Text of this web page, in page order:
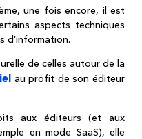
une fois encore, il est
aspects techniques
d’information.
de celles autour de la
au profit de son éditeur
aux éditeurs (et aux
en mode SaaS), elle